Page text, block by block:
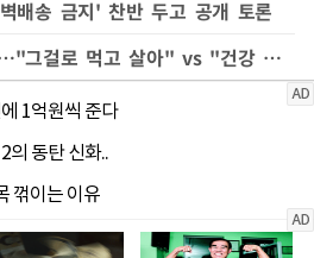
배송 금지' 찬반 두고 공개 토론
새벽배송 '금지' 딜레마…"그걸로 먹고 살아" vs "건강 지켜야"